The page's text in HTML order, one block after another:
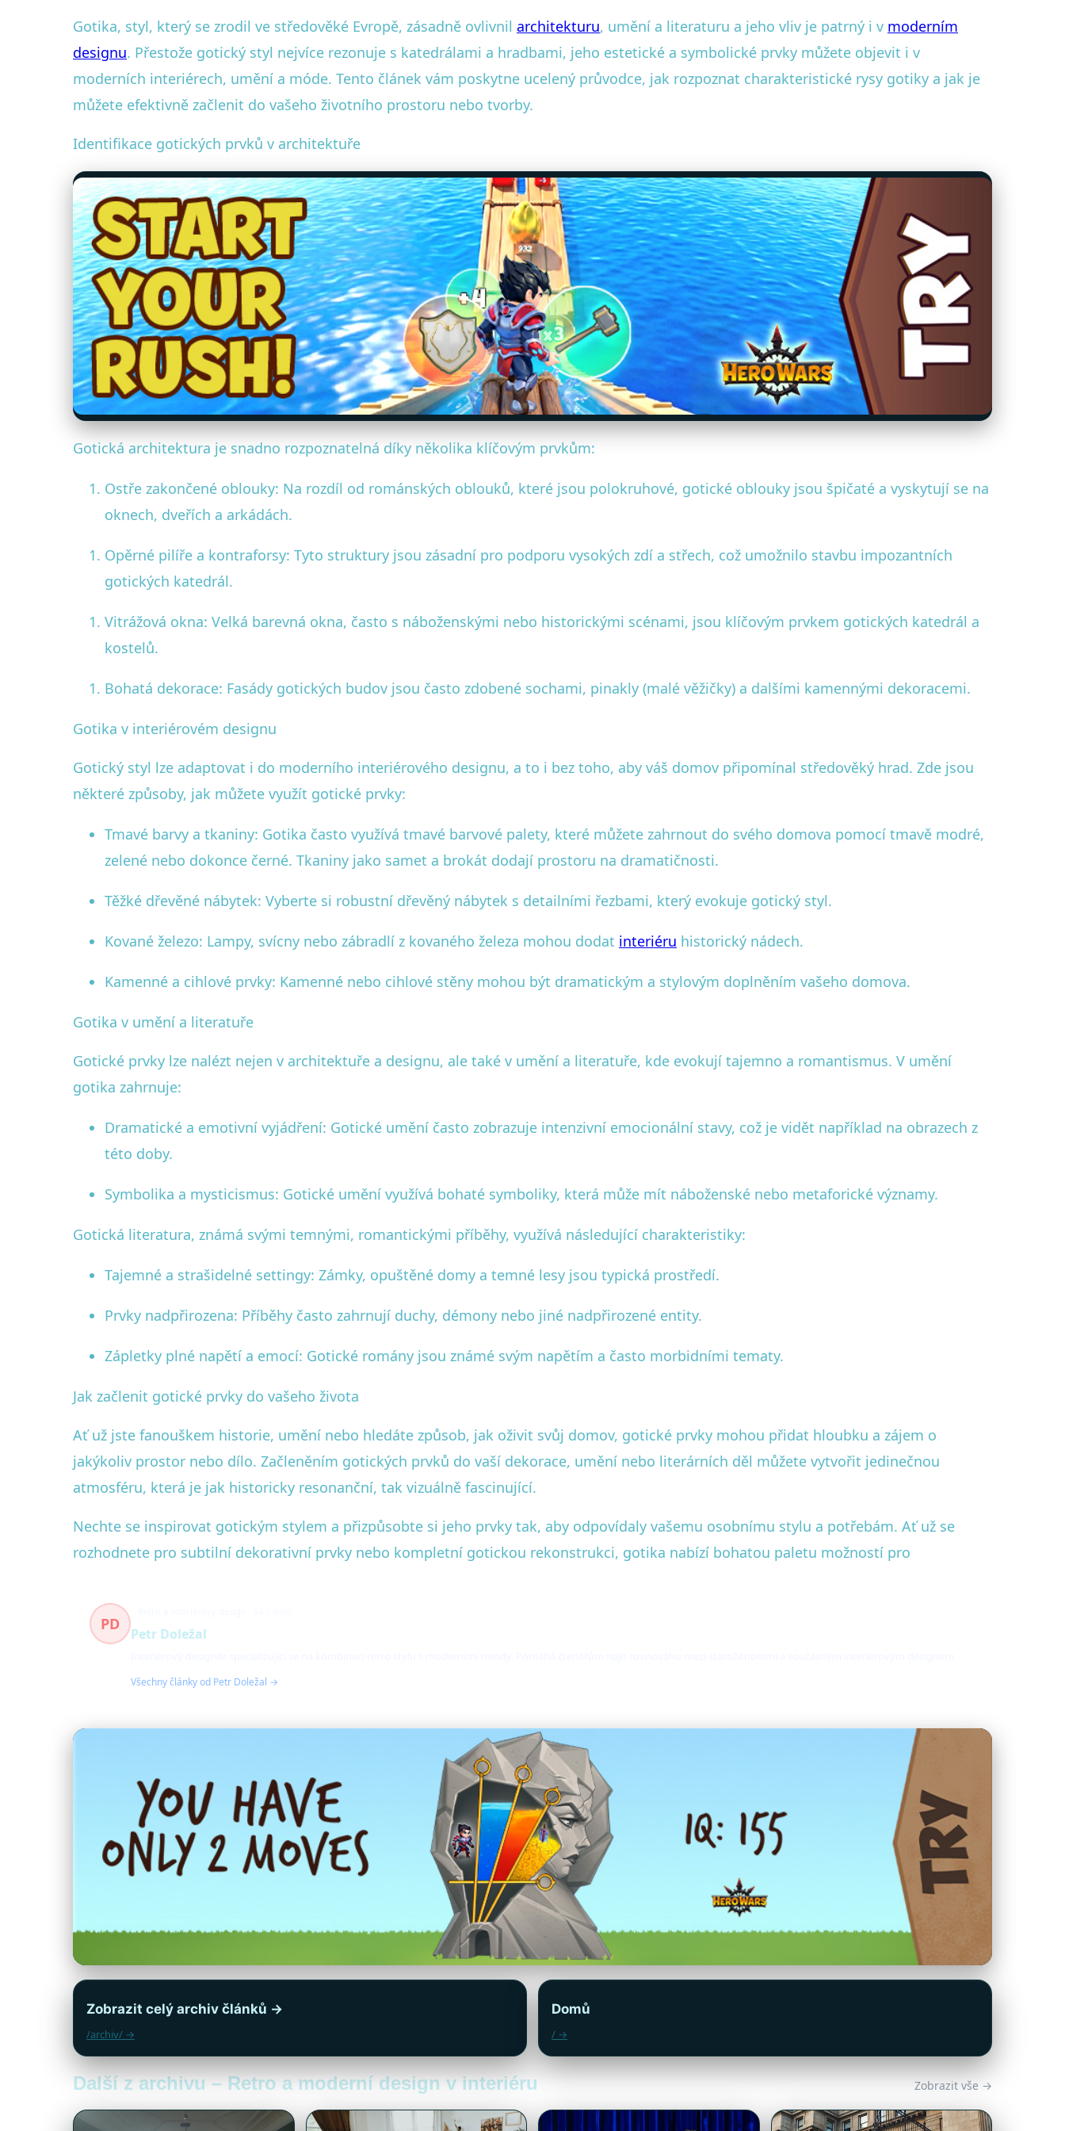
Gotika, styl, který se zrodil ve středověké Evropě, zásadně ovlivnil architekturu, umění a literaturu a jeho vliv je patrný i v moderním
designu. Přestože gotický styl nejvíce rezonuje s katedrálami a hradbami, jeho estetické a symbolické prvky můžete objevit i v
moderních interiérech, umění a móde. Tento článek vám poskytne ucelený průvodce, jak rozpoznat charakteristické rysy gotiky a jak je
můžete efektivně začlenit do vašeho životního prostoru nebo tvorby.
Identifikace gotických prvků v architektuře
Gotická architektura je snadno rozpoznatelná díky několika klíčovým prvkům:
Ostře zakončené oblouky: Na rozdíl od románských oblouků, které jsou polokruhové, gotické oblouky jsou špičaté a vyskytují se na
oknech, dveřích a arkádách.
Opěrné pilíře a kontraforsy: Tyto struktury jsou zásadní pro podporu vysokých zdí a střech, což umožnilo stavbu impozantních
gotických katedrál.
Vitrážová okna: Velká barevná okna, často s náboženskými nebo historickými scénami, jsou klíčovým prvkem gotických katedrál a
kostelů.
Bohatá dekorace: Fasády gotických budov jsou často zdobené sochami, pinakly (malé věžičky) a dalšími kamennými dekoracemi.
Gotika v interiérovém designu
Gotický styl lze adaptovat i do moderního interiérového designu, a to i bez toho, aby váš domov připomínal středověký hrad. Zde jsou
některé způsoby, jak můžete využít gotické prvky:
Tmavé barvy a tkaniny: Gotika často využívá tmavé barvové palety, které můžete zahrnout do svého domova pomocí tmavě modré,
zelené nebo dokonce černé. Tkaniny jako samet a brokát dodají prostoru na dramatičnosti.
Těžké dřevěné nábytek: Vyberte si robustní dřevěný nábytek s detailními řezbami, který evokuje gotický styl.
Kované železo: Lampy, svícny nebo zábradlí z kovaného železa mohou dodat interiéru historický nádech.
Kamenné a cihlové prvky: Kamenné nebo cihlové stěny mohou být dramatickým a stylovým doplněním vašeho domova.
Gotika v umění a literatuře
Gotické prvky lze nalézt nejen v architektuře a designu, ale také v umění a literatuře, kde evokují tajemno a romantismus. V umění
gotika zahrnuje:
Dramatické a emotivní vyjádření: Gotické umění často zobrazuje intenzivní emocionální stavy, což je vidět například na obrazech z
této doby.
Symbolika a mysticismus: Gotické umění využívá bohaté symboliky, která může mít náboženské nebo metaforické významy.
Gotická literatura, známá svými temnými, romantickými příběhy, využívá následující charakteristiky:
Tajemné a strašidelné settingy: Zámky, opuštěné domy a temné lesy jsou typická prostředí.
Prvky nadpřirozena: Příběhy často zahrnují duchy, démony nebo jiné nadpřirozené entity.
Zápletky plné napětí a emocí: Gotické romány jsou známé svým napětím a často morbidními tematy.
Jak začlenit gotické prvky do vašeho života
Ať už jste fanouškem historie, umění nebo hledáte způsob, jak oživit svůj domov, gotické prvky mohou přidat hloubku a zájem o
jakýkoliv prostor nebo dílo. Začleněním gotických prvků do vaší dekorace, umění nebo literárních děl můžete vytvořit jedinečnou
atmosféru, která je jak historicky resonanční, tak vizuálně fascinující.
Nechte se inspirovat gotickým stylem a přizpůsobte si jeho prvky tak, aby odpovídaly vašemu osobnímu stylu a potřebám. Ať už se
rozhodnete pro subtilní dekorativní prvky nebo kompletní gotickou rekonstrukci, gotika nabízí bohatou paletu možností pro
PD
Petr Doležal
Všechny články od Petr Doležal →
Zobrazit celý archiv článků →
/archiv/ →
Domů
/ →
Další z archivu – Retro a moderní design v interiéru Zobrazit vše →